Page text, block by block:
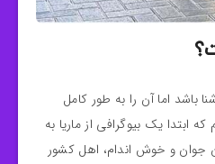
باشد اما آن را به طور کامل
ابتدا یک بیوگرافی از ماریا به
جوان و خوش اندام، اهل کشور